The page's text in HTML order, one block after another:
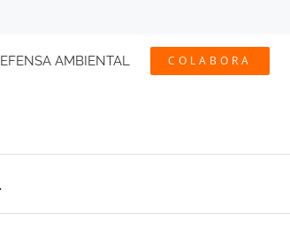
AMBIENTAL COLABORA